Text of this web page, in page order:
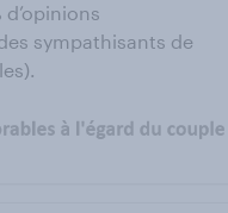
sympathisants de